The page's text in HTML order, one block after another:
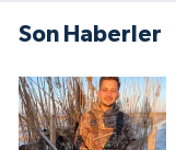
Son Haberler